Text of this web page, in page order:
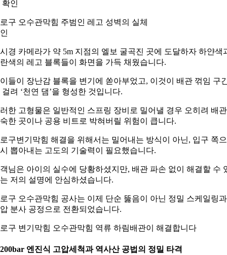
구 오수관막힘 주범인 레고 성벽의 실체
경 카메라가 약 5m 지점의 엘보 굴곡진 곳에 도달하자 하얀색
색의 레고 블록들이 화면을 가득 채웠습니다.
들이 장난감 블록을 변기에 쏟아부었고, 이것이 배관 꺾임 구
걸려 ‘천연 댐’을 형성한 것입니다.
한 고형물은 일반적인 스프링 장비로 밀어낼 경우 오히려 배관
한 곳이나 공용 비트로 박혀버릴 위험이 큽니다.
구변기막힘 해결을 위해서는 밀어내는 방식이 아닌, 입구 쪽
뽑아내는 고도의 기술력이 필요했습니다.
님은 아이의 실수에 당황하셨지만, 배관 파손 없이 해결할 수
저의 설명에 안심하셨습니다.
구 오수관막힘 공사는 이제 단순 뚫음이 아닌 정밀 스케일링과
분사 공정으로 전환되었습니다.
구 변기막힘 오수관막힘 역류 하림배관이 해결합니다
엔진식 고압세척과 역사산 공법의 정밀 타격